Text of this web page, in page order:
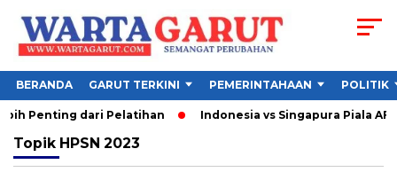
BERANDA GARUT TERKINI PEMERINTAHAAN POLITIK
Penting dari Pelatihan Indonesia vs Singapura Piala
Topik HPSN 2023